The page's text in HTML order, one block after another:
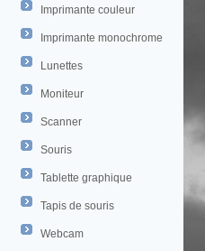
Imprimante couleur
Imprimante monochrome
Lunettes
Moniteur
Scanner
Souris
Tablette graphique
Tapis de souris
Webcam